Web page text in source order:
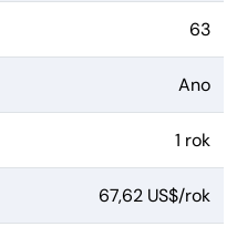
63
Ano
1 rok
67,62 US$/rok